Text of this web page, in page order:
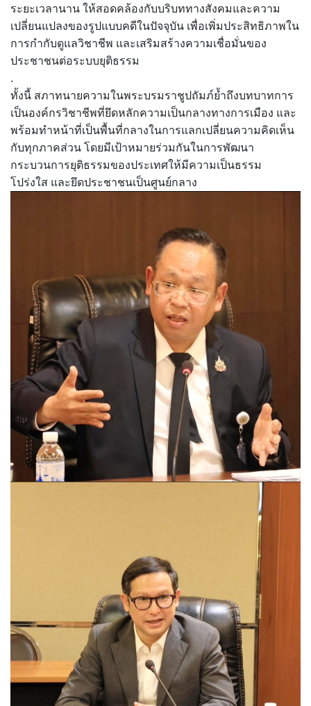
ระยะเวลานาน ให้สอดคล้องกับบริบททางสังคมและความ
เปลี่ยนแปลงของรูปแบบคดีในปัจจุบัน เพื่อเพิ่มประสิทธิภาพใน
การกำกับดูแลวิชาชีพ และเสริมสร้างความเชื่อมั่นของ
ประชาชนต่อระบบยุติธรรม
.
ทั้งนี้ สภาทนายความในพระบรมราชูปถัมภ์ย้ำถึงบทบาทการ
เป็นองค์กรวิชาชีพที่ยึดหลักความเป็นกลางทางการเมือง และ
พร้อมทำหน้าที่เป็นพื้นที่กลางในการแลกเปลี่ยนความคิดเห็น
กับทุกภาคส่วน โดยมีเป้าหมายร่วมกันในการพัฒนา
กระบวนการยุติธรรมของประเทศให้มีความเป็นธรรม
โปร่งใส และยึดประชาชนเป็นศูนย์กลาง